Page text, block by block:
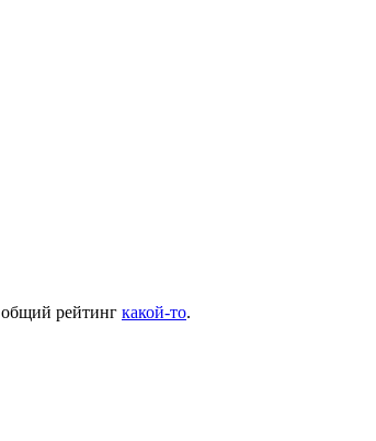
общий рейтинг какой-то.